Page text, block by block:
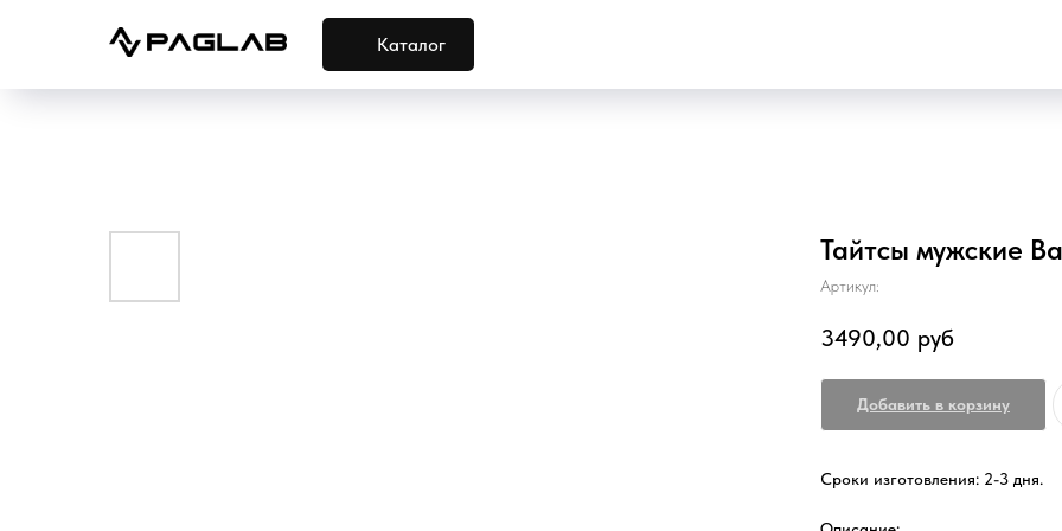
Каталог
Тайтсы мужские
Артикул:
3490,00 руб
Добавить в корзину
Сроки изготовления: 2-3 дня.